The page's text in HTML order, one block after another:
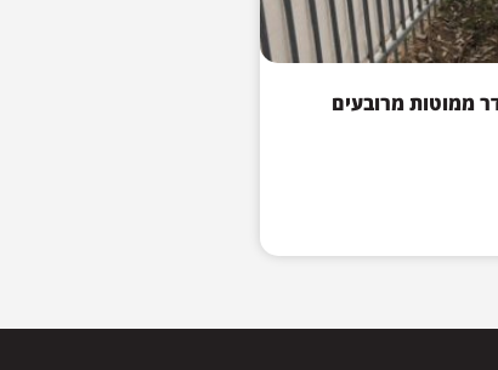
ממוטות מרובעים